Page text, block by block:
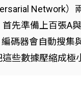
Network）
先準備上百張A
碼器會自動搜集
些數據壓縮成極